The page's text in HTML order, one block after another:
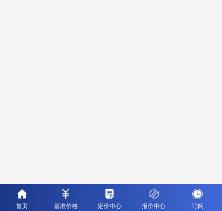
首页 基准价格 定价中心 报价中心 订阅